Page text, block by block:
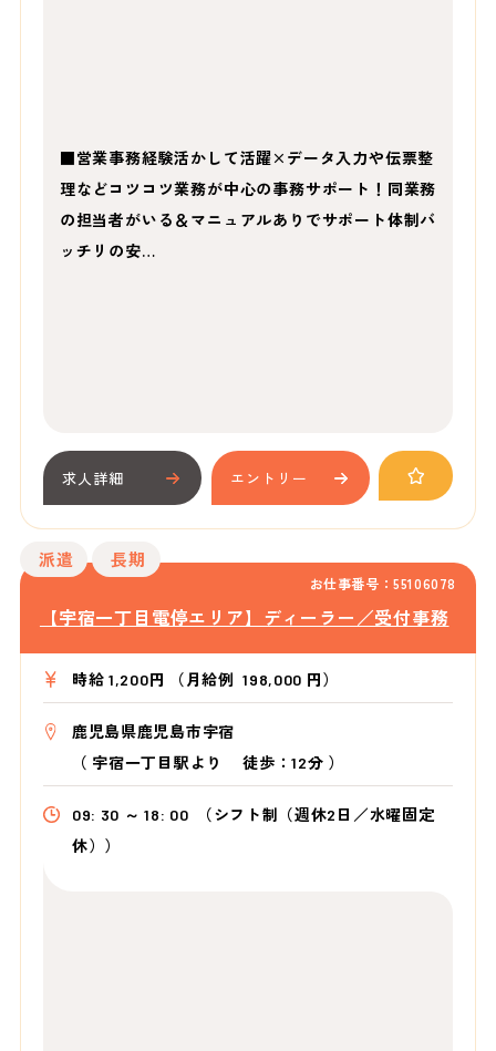
■営業事務経験活かして活躍×データ入力や伝票整
理などコツコツ業務が中心の事務サポート！同業務
の担当者がいる＆マニュアルありでサポート体制バ
ッチリの安…
求人詳細 エントリー
お仕事番号：55106078
派遣 長期
【宇宿一丁目電停エリア】ディーラー／受付事務
時給 1,200円 （月給例 198,000 円）
鹿児島県鹿児島市宇宿
（ 宇宿一丁目駅より徒歩：12分 ）
09: 30 ～ 18: 00
（シフト制（週休2日／水曜固定
休））